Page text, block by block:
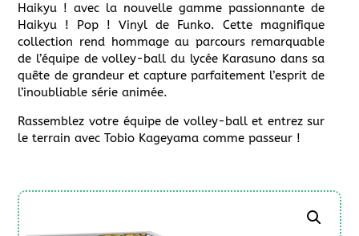
Haikyu ! avec la nouvelle gamme passionnante de
Haikyu ! Pop ! Vinyl de Funko. Cette magnifique
collection rend hommage au parcours remarquable
de l’équipe de volley-ball du lycée Karasuno dans sa
quête de grandeur et capture parfaitement l’esprit de
l’inoubliable série animée.
Rassemblez votre équipe de volley-ball et entrez sur
le terrain avec Tobio Kageyama comme passeur !